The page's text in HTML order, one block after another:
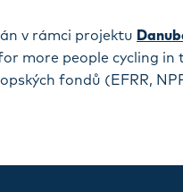
v rámci projektu
more people cycling in
fondů (EFRR,